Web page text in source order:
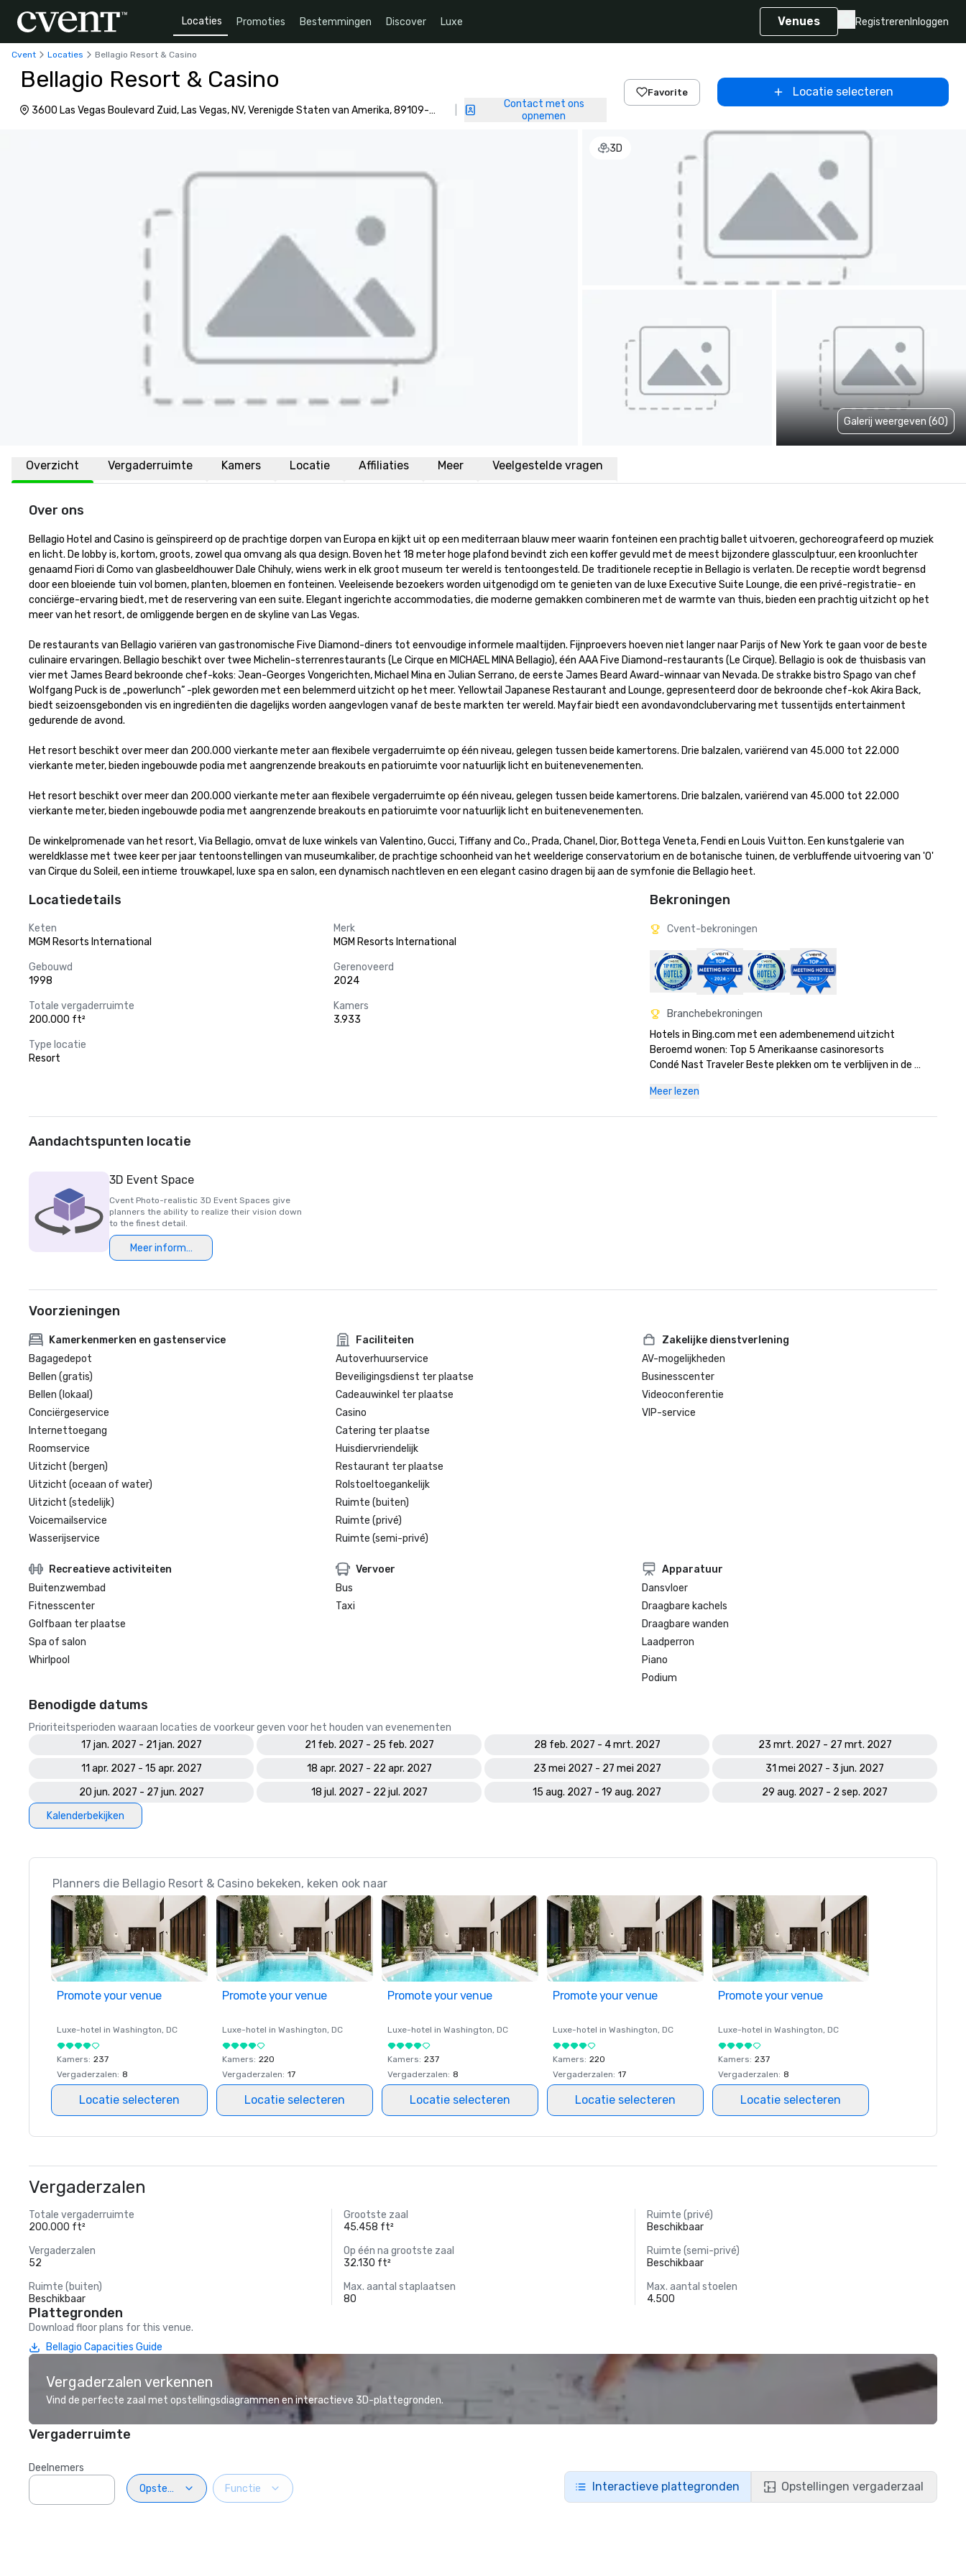
Locaties Promoties Bestemmingen Discover Luxe Venues Registreren Inloggen
Cvent Locaties Bellagio Resort & Casino
Bellagio Resort & Casino
3600 Las Vegas Boulevard Zuid, Las Vegas, NV, Verenigde Staten van Amerika, 89109-
Contact met ons
opnemen
Favorite Locatie selecteren
3D
Galerij weergeven (60)
Overzicht Vergaderruimte Kamers Locatie Affiliaties Meer Veelgestelde vragen
Over ons
Bellagio Hotel and Casino is geïnspireerd op de prachtige dorpen van Europa en kijkt uit op een mediterraan blauw meer waarin fonteinen een prachtig ballet uitvoeren, gechoreografeerd op muziek
en licht. De lobby is, kortom, groots, zowel qua omvang als qua design. Boven het 18 meter hoge plafond bevindt zich een koffer gevuld met de meest bijzondere glassculptuur, een kroonluchter
genaamd Fiori di Como van glasbeeldhouwer Dale Chihuly, wiens werk in elk groot museum ter wereld is tentoongesteld. De traditionele receptie in Bellagio is verlaten. De receptie wordt begrensd
door een bloeiende tuin vol bomen, planten, bloemen en fonteinen. Veeleisende bezoekers worden uitgenodigd om te genieten van de luxe Executive Suite Lounge, die een privé-registratie- en
conciërge-ervaring biedt, met de reservering van een suite. Elegant ingerichte accommodaties, die moderne gemakken combineren met de warmte van thuis, bieden een prachtig uitzicht op het
meer van het resort, de omliggende bergen en de skyline van Las Vegas.
De restaurants van Bellagio variëren van gastronomische Five Diamond-diners tot eenvoudige informele maaltijden. Fijnproevers hoeven niet langer naar Parijs of New York te gaan voor de beste
culinaire ervaringen. Bellagio beschikt over twee Michelin-sterrenrestaurants (Le Cirque en MICHAEL MINA Bellagio), één AAA Five Diamond-restaurants (Le Cirque). Bellagio is ook de thuisbasis van
vier met James Beard bekroonde chef-koks: Jean-Georges Vongerichten, Michael Mina en Julian Serrano, de eerste James Beard Award-winnaar van Nevada. De strakke bistro Spago van chef
Wolfgang Puck is de „powerlunch” -plek geworden met een belemmerd uitzicht op het meer. Yellowtail Japanese Restaurant and Lounge, gepresenteerd door de bekroonde chef-kok Akira Back,
biedt seizoensgebonden vis en ingrediënten die dagelijks worden aangevlogen vanaf de beste markten ter wereld. Mayfair biedt een avondavondclubervaring met tussentijds entertainment
gedurende de avond.
Het resort beschikt over meer dan 200.000 vierkante meter aan flexibele vergaderruimte op één niveau, gelegen tussen beide kamertorens. Drie balzalen, variërend van 45.000 tot 22.000
vierkante meter, bieden ingebouwde podia met aangrenzende breakouts en patioruimte voor natuurlijk licht en buitenevenementen.
Het resort beschikt over meer dan 200.000 vierkante meter aan flexibele vergaderruimte op één niveau, gelegen tussen beide kamertorens. Drie balzalen, variërend van 45.000 tot 22.000
vierkante meter, bieden ingebouwde podia met aangrenzende breakouts en patioruimte voor natuurlijk licht en buitenevenementen.
De winkelpromenade van het resort, Via Bellagio, omvat de luxe winkels van Valentino, Gucci, Tiffany and Co., Prada, Chanel, Dior, Bottega Veneta, Fendi en Louis Vuitton. Een kunstgalerie van
wereldklasse met twee keer per jaar tentoonstellingen van museumkaliber, de prachtige schoonheid van het weelderige conservatorium en de botanische tuinen, de verbluffende uitvoering van 'O'
van Cirque du Soleil, een intieme trouwkapel, luxe spa en salon, een dynamisch nachtleven en een elegant casino dragen bij aan de symfonie die Bellagio heet.
Locatiedetails
Keten
MGM Resorts International
Merk
MGM Resorts International
Gebouwd
1998
Gerenoveerd
2024
Totale vergaderruimte
200.000 ft²
Kamers
3.933
Type locatie
Resort
Bekroningen
Cvent-bekroningen
Branchebekroningen
Hotels in Bing.com met een adembenemend uitzicht
Beroemd wonen: Top 5 Amerikaanse casinoresorts
Condé Nast Traveler Beste plekken om te verblijven in de
Winnaar van de 100 Award van Fodor voor Global Icon
Meer lezen
Aandachtspunten locatie
3D Event Space
Cvent Photo-realistic 3D Event Spaces give
planners the ability to realize their vision down
to the finest detail.
Meer informatie
Voorzieningen
Kamerkenmerken en gastenservice
Bagagedepot
Bellen (gratis)
Bellen (lokaal)
Conciërgeservice
Internettoegang
Roomservice
Uitzicht (bergen)
Uitzicht (oceaan of water)
Uitzicht (stedelijk)
Voicemailservice
Wasserijservice
Faciliteiten
Autoverhuurservice
Beveiligingsdienst ter plaatse
Cadeauwinkel ter plaatse
Casino
Catering ter plaatse
Huisdiervriendelijk
Restaurant ter plaatse
Rolstoeltoegankelijk
Ruimte (buiten)
Ruimte (privé)
Ruimte (semi-privé)
Zakelijke dienstverlening
AV-mogelijkheden
Businesscenter
Videoconferentie
VIP-service
Recreatieve activiteiten
Buitenzwembad
Fitnesscenter
Golfbaan ter plaatse
Spa of salon
Whirlpool
Vervoer
Bus
Taxi
Apparatuur
Dansvloer
Draagbare kachels
Draagbare wanden
Laadperron
Piano
Podium
Benodigde datums
Prioriteitsperioden waaraan locaties de voorkeur geven voor het houden van evenementen
17 jan. 2027 - 21 jan. 2027
21 feb. 2027 - 25 feb. 2027 28 feb. 2027 - 4 mrt. 2027
23 mrt. 2027 - 27 mrt. 2027
11 apr. 2027 - 15 apr. 2027
18 apr. 2027 - 22 apr. 2027 23 mei 2027 - 27 mei 2027
31 mei 2027 - 3 jun. 2027
20 jun. 2027 - 27 jun. 2027
18 jul. 2027 - 22 jul. 2027 15 aug. 2027 - 19 aug. 2027
29 aug. 2027 - 2 sep. 2027
Kalenderbekijken
Planners die Bellagio Resort & Casino bekeken, keken ook naar
Promote your venue
Luxe-hotel in Washington, DC
Kamers: 237
Vergaderzalen: 8
Locatie selecteren
Promote your venue
Luxe-hotel in Washington, DC
Kamers: 220
Vergaderzalen: 17
Locatie selecteren
Promote your venue
Luxe-hotel in Washington, DC
Kamers: 237
Vergaderzalen: 8
Locatie selecteren
Promote your venue
Luxe-hotel in Washington, DC
Kamers: 220
Vergaderzalen: 17
Locatie selecteren
Promote your venue
Luxe-hotel in Washington, DC
Kamers: 237
Vergaderzalen: 8
Locatie selecteren
Vergaderzalen
Totale vergaderruimte
200.000 ft²
Grootste zaal
45.458 ft²
Ruimte (privé)
Beschikbaar
Vergaderzalen
52
Op één na grootste zaal
32.130 ft²
Ruimte (semi-privé)
Beschikbaar
Ruimte (buiten)
Beschikbaar
Max. aantal staplaatsen
80
Max. aantal stoelen
4.500
Plattegronden
Download floor plans for this venue.
Bellagio Capacities Guide
Vergaderzalen verkennen
Vind de perfecte zaal met opstellingsdiagrammen en interactieve 3D-plattegronden.
Vergaderruimte
Deelnemers
Opstelling
Functie Interactieve plattegronden Opstellingen vergaderzaal